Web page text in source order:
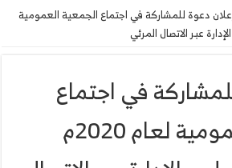
دعوة للمشاركة في اجتماع الجمعية العمومية
في اجتماع
الجمعية العمومية لعام 2020م